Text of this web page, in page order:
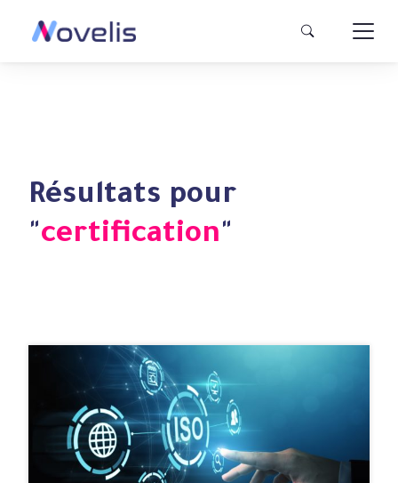
Résultats pour
"certification"